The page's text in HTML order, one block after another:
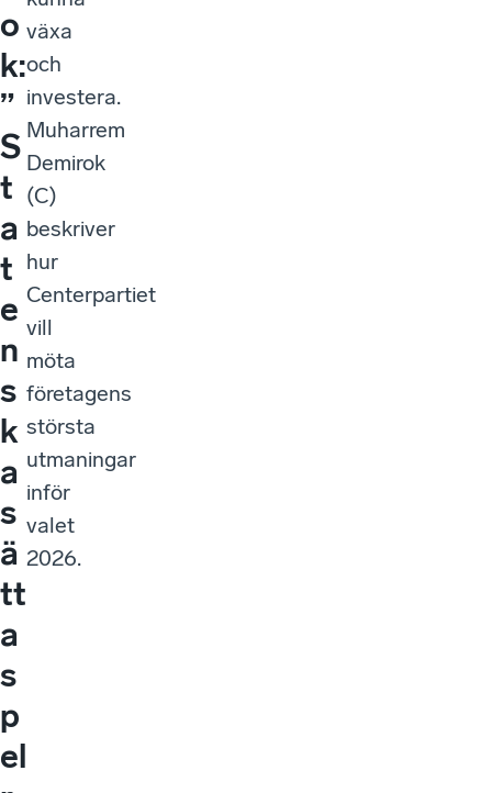
o
k:
”
S
t
a
t
e
n
s
k
a
s
ä
tt
a
s
p
el
växa
och
investera.
Muharrem
Demirok
(C)
beskriver
hur
Centerpartiet
vill
möta
företagens
största
utmaningar
inför
valet
2026.